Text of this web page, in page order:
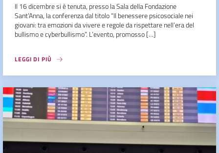
Il 16 dicembre si è tenuta, presso la Sala della Fondazione
Sant’Anna, la conferenza dal titolo “Il benessere psicosociale nei
giovani: tra emozioni da vivere e regole da rispettare nell’era del
bullismo e cyberbullismo”. L’evento, promosso […]
LEGGI DI PIÙ